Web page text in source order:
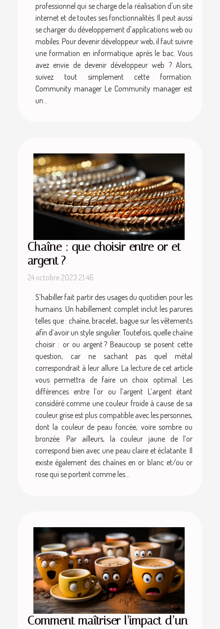
professionnel qui se charge de la réalisation d'un site
internet et de toutes ses fonctionnalités. Il peut aussi
se charger du développement d'applications web ou
mobiles. Pour devenir développeur web, il faut suivre
une formation en informatique après le bac. Vous
avez envie de devenir développeur web ? Alors,
suivez tout simplement cette formation.
Community manager Le Community manager est
un...
Chaîne : que choisir entre or et
argent ?
24 octobre 2023 21:46
S’habiller fait partir des usages du quotidien pour les
humains. Un habillement complet inclut les parures
telles que : chaîne, bracelet, bague sur les vêtements
afin d’avoir un style singulier. Toutefois, quelle chaîne
choisir : or ou argent ? Beaucoup se posent cette
question, car ne sachant pas quel métal
correspondrait à leur allure. La lecture de cet article
vous permettra de faire un choix optimal. Les
différences entre l’or ou l’argent L’argent étant
considéré comme une couleur froide à cause de sa
couleur grise est plus compatible avec les personnes,
dont la couleur de peau foncée, voire sombre ou
bronzée. Par ailleurs, la couleur jaune de l’or
correspond bien avec une peau claire et éclatante. Il
existe également des chaînes en or blanc et/ou or
rose qui se portent comme les...
Comment maîtriser l’impact d’un